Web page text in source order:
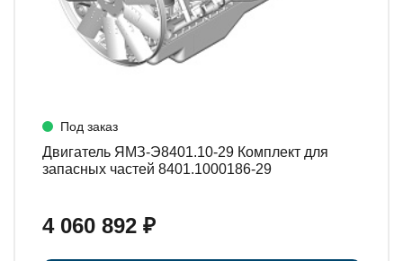
Под заказ
Двигатель ЯМЗ-Э8401.10-29 Комплект для
запасных частей 8401.1000186-29
4 060 892 ₽